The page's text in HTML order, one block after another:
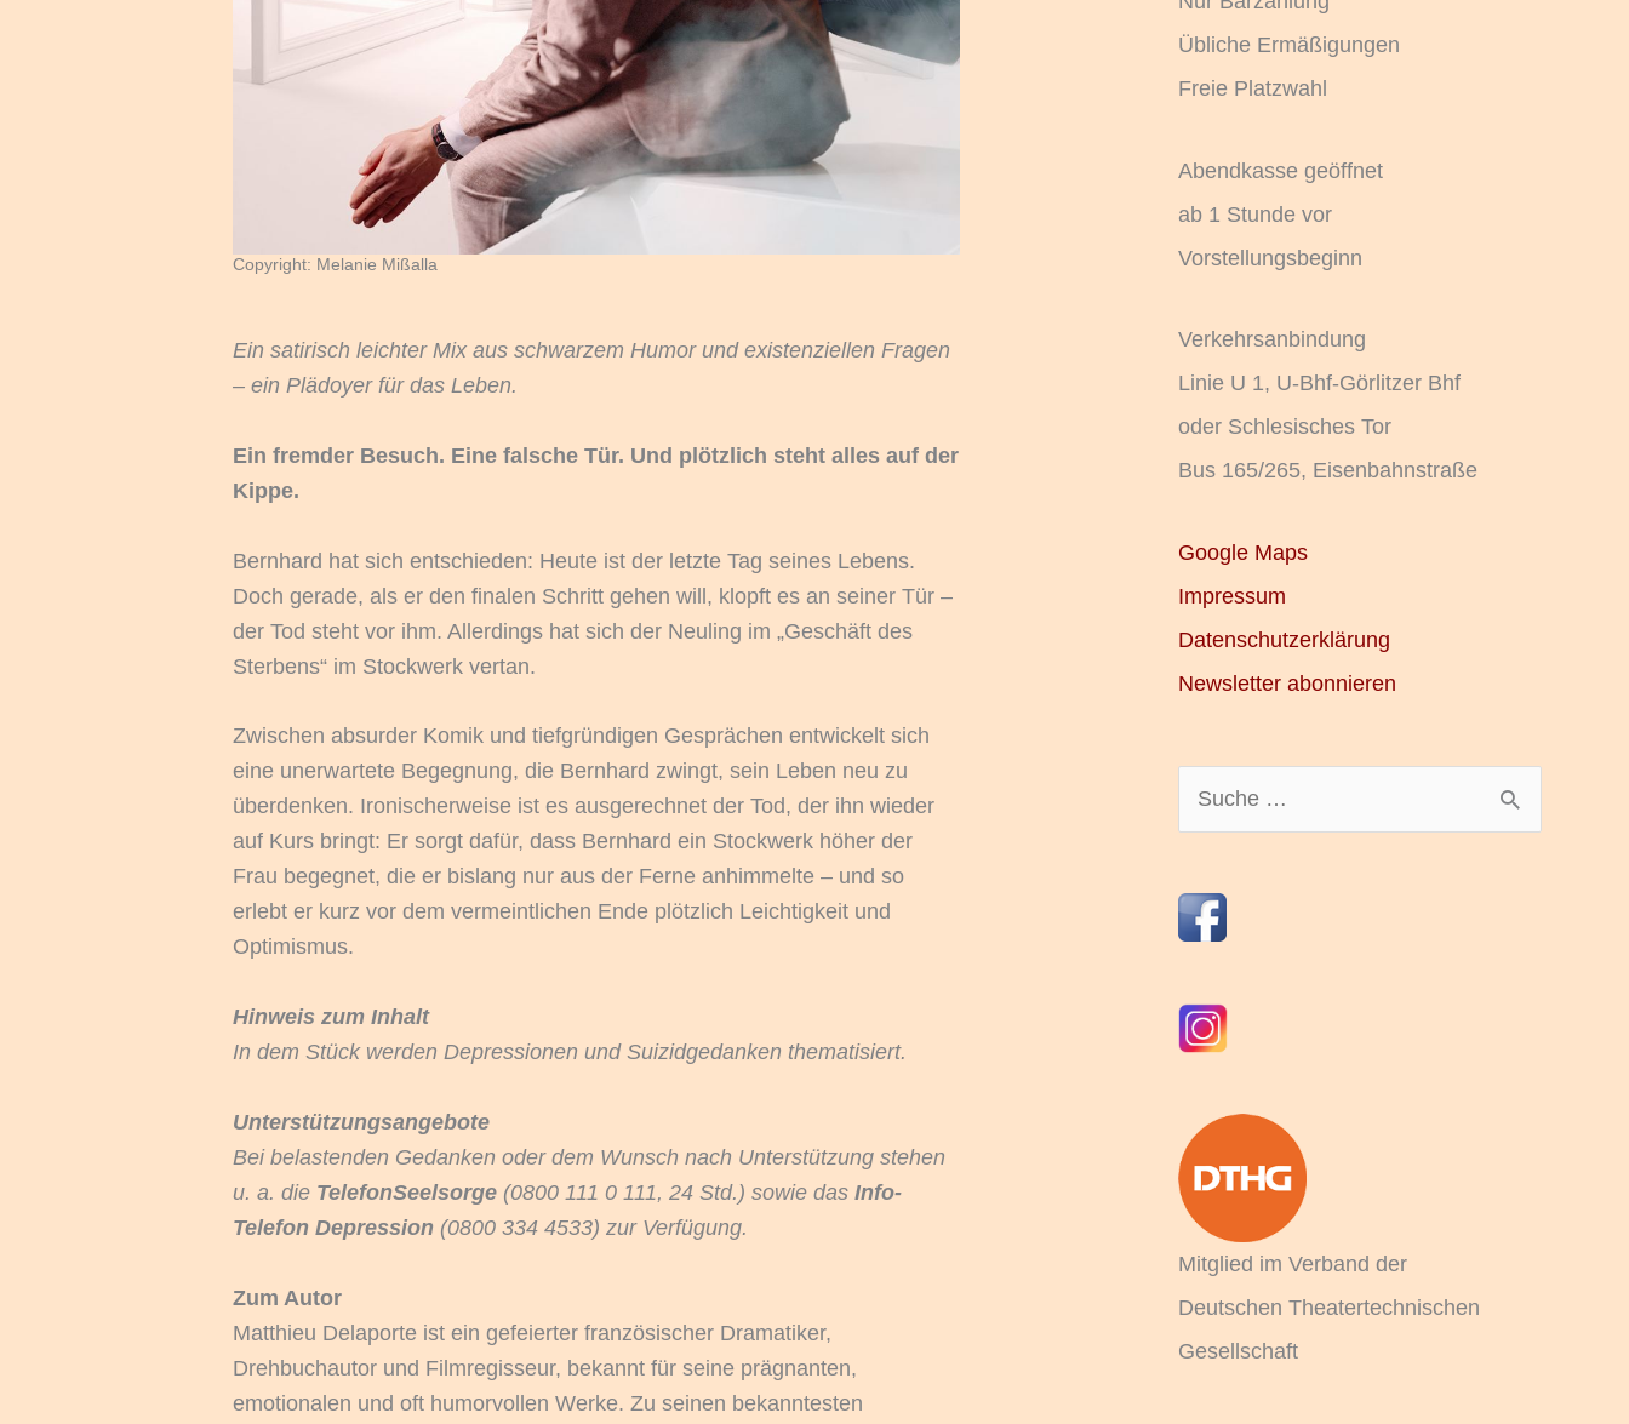
Copyright: Melanie Mißalla
Ein satirisch leichter Mix aus schwarzem Humor und existenziellen Fragen
– ein Plädoyer für das Leben.
Ein fremder Besuch. Eine falsche Tür. Und plötzlich steht alles auf der
Kippe.
Bernhard hat sich entschieden: Heute ist der letzte Tag seines Lebens.
Doch gerade, als er den finalen Schritt gehen will, klopft es an seiner Tür –
der Tod steht vor ihm. Allerdings hat sich der Neuling im „Geschäft des
Sterbens“ im Stockwerk vertan.
Zwischen absurder Komik und tiefgründigen Gesprächen entwickelt sich
eine unerwartete Begegnung, die Bernhard zwingt, sein Leben neu zu
überdenken. Ironischerweise ist es ausgerechnet der Tod, der ihn wieder
auf Kurs bringt: Er sorgt dafür, dass Bernhard ein Stockwerk höher der
Frau begegnet, die er bislang nur aus der Ferne anhimmelte – und so
erlebt er kurz vor dem vermeintlichen Ende plötzlich Leichtigkeit und
Optimismus.
Hinweis zum Inhalt
In dem Stück werden Depressionen und Suizidgedanken thematisiert.
Unterstützungsangebote
Bei belastenden Gedanken oder dem Wunsch nach Unterstützung stehen
u. a. die TelefonSeelsorge (0800 111 0 111, 24 Std.) sowie dasInfo-
Telefon Depression (0800 334 4533) zur Verfügung.
Zum Autor
Matthieu Delaporte ist ein gefeierter französischer Dramatiker,
Drehbuchautor und Filmregisseur, bekannt für seine prägnanten,
emotionalen und oft humorvollen Werke. Zu seinen bekanntesten
Übliche Ermäßigungen
Freie Platzwahl
Abendkasse geöffnet
ab 1 Stunde vor
Vorstellungsbeginn
Verkehrsanbindung
Linie U 1, U-Bhf-Görlitzer Bhf
oder Schlesisches Tor
Bus 165/265, Eisenbahnstraße
Google Maps
Impressum
Datenschutzerklärung
Newsletter abonnieren
u
h
n
n
h
Mitglied im Verband der
Deutschen Theatertechnischen
Gesellschaft